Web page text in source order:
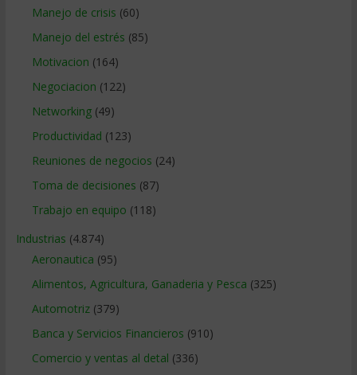
Manejo de crisis (60)
Manejo del estrés (85)
Motivacion (164)
Negociacion (122)
Networking(49)
Productividad (123)
Reuniones de negocios (24)
Toma de decisiones (87)
Trabajo en equipo (118)
Industrias (4.874)
Aeronautica (95)
Alimentos, Agricultura, Ganaderia y Pesca (325)
Automotriz(379)
Banca y Servicios Financieros (910)
Comercio y ventas al detal (336)